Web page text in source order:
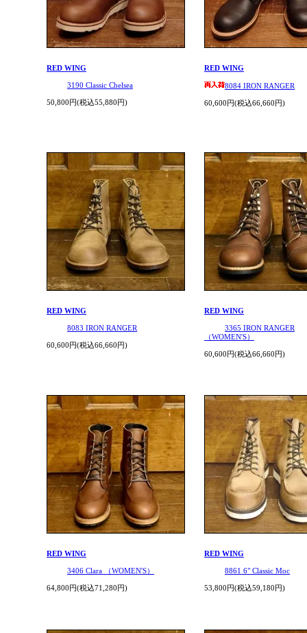
RED WING
3190 Classic Chelsea
50,800円(税込55,880円)
RED WING
8084 IRON RANGER
60,600円(税込66,660円)
RED WING
8083 IRON RANGER
60,600円(税込66,660円)
RED WING
3365 IRON RANGER
（WOMEN'S）
60,600円(税込66,660円)
RED WING
3406 Clara （WOMEN'S）
64,800円(税込71,280円)
RED WING
8861 6" Classic Moc
53,800円(税込59,180円)